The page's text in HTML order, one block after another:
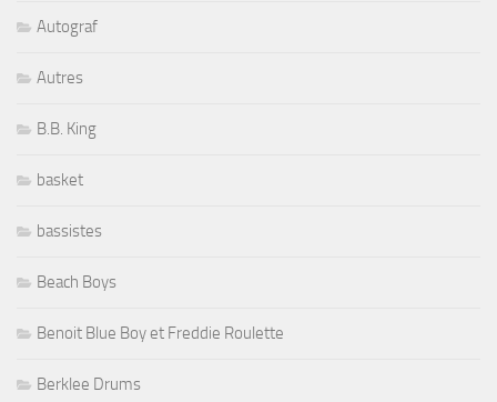
Autograf
Autres
B.B. King
basket
bassistes
Beach Boys
Benoit Blue Boy et Freddie Roulette
Berklee Drums